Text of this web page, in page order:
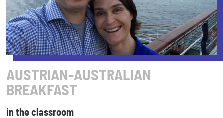
AUSTRIAN-AUSTRALIAN
BREAKFAST
in the classroom